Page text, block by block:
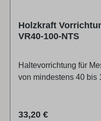
Holzkraft
VR40-100-NTS
Haltevorrichtung für
von mindestens 40 bis
Regulärer Preis:
33,20 €